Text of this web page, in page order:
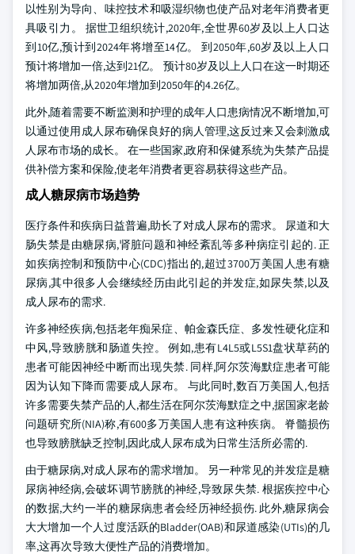
以性别为导向、味控技术和吸湿织物也使产品对老年消费者更
具吸引力。 据世卫组织统计,2020年,全世界60岁及以上人口达
到10亿,预计到2024年将增至14亿。 到2050年,60岁及以上人口
预计将增加一倍,达到21亿。 预计80岁及以上人口在这一时期还
将增加两倍,从2020年增加到2050年的4.26亿。
此外,随着需要不断监测和护理的成年人口患病情况不断增加,可
以通过使用成人尿布确保良好的病人管理,这反过来又会刺激成
人尿布市场的成长。 在一些国家,政府和保健系统为失禁产品提
供补偿方案和保险,使老年消费者更容易获得这些产品。
成人糖尿病市场趋势
医疗条件和疾病日益普遍,助长了对成人尿布的需求。 尿道和大
肠失禁是由糖尿病,肾脏问题和神经紊乱等多种病症引起的. 正
如疾病控制和预防中心(CDC)指出的,超过3700万美国人患有糖
尿病,其中很多人会继续经历由此引起的并发症,如尿失禁,以及
成人尿布的需求.
许多神经疾病,包括老年痴呆症、帕金森氏症、多发性硬化症和
中风,导致膀胱和肠道失控。 例如,患有L4L5或L5S1盘状草药的
患者可能因神经中断而出现失禁. 同样,阿尔茨海默症患者可能
因为认知下降而需要成人尿布。 与此同时,数百万美国人,包括
许多需要失禁产品的人,都生活在阿尔茨海默症之中,据国家老龄
问题研究所(NIA)称,有600多万美国人患有这种疾病。 脊髓损伤
也导致膀胱缺乏控制,因此成人尿布成为日常生活所必需的.
由于糖尿病,对成人尿布的需求增加。 另一种常见的并发症是糖
尿病神经病,会破坏调节膀胱的神经,导致尿失禁. 根据疾控中心
的数据,大约一半的糖尿病患者会经历神经损伤. 此外,糖尿病会
大大增加一个人过度活跃的Bladder(OAB)和尿道感染(UTIs)的几
率,这再次导致大便性产品的消费增加。